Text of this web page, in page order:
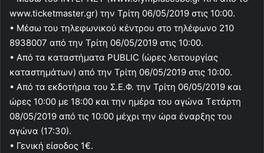
www.ticketmaster.gr) την Τρίτη 06/05/2019 στις 10:00.
• Μέσω του τηλεφωνικού κέντρου στο τηλέφωνο 210
8938007 από την Τρίτη 06/05/2019 στις 10:00.
• Από τα καταστήματα PUBLIC (ώρες λειτουργίας
καταστημάτων) από την Τρίτη 06/05/2019 στις 10:00.
• Από τα εκδοτήρια του Σ.Ε.Φ. την Τρίτη 06/05/2019 και
ώρες 10:00 με 18:00 και την ημέρα του αγώνα Τετάρτη
08/05/2019 από τις 10:00 μέχρι την ώρα έναρξης του
αγώνα (17:30).
• Γενική είσοδος 1€.